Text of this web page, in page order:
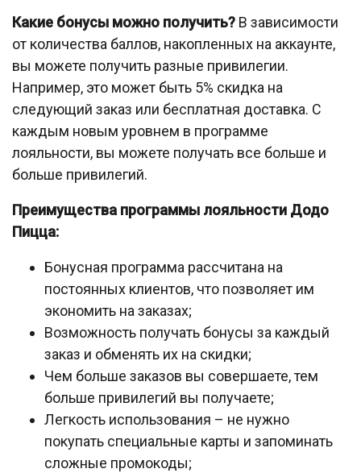
Какие бонусы можно получить? В зависимости
от количества баллов, накопленных на аккаунте,
вы можете получить разные привилегии.
Например, это может быть 5% скидка на
следующий заказ или бесплатная доставка. С
каждым новым уровнем в программе
лояльности, вы можете получать все больше и
больше привилегий.
Преимущества программы лояльности Додо
Пицца:
Бонусная программа рассчитана на
постоянных клиентов, что позволяет им
экономить на заказах;
Возможность получать бонусы за каждый
заказ и обменять их на скидки;
Чем больше заказов вы совершаете, тем
больше привилегий вы получаете;
Легкость использования – не нужно
покупать специальные карты и запоминать
сложные промокоды;